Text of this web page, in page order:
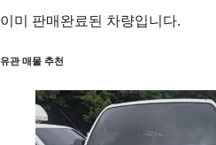
이미 판매완료된 차량입니다.
유관 매물 추천